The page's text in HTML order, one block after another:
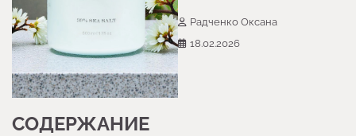
Радченко Оксана
18.02.2026
СОДЕРЖАНИЕ